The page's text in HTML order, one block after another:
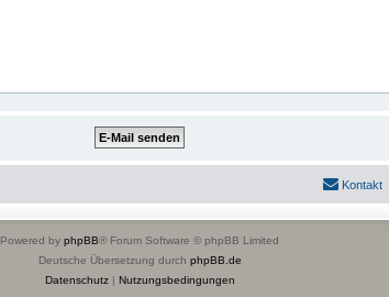
Kontakt
Powered by phpBB® Forum Software © phpBB Limited
Deutsche Übersetzung durch phpBB.de
Datenschutz| Nutzungsbedingungen